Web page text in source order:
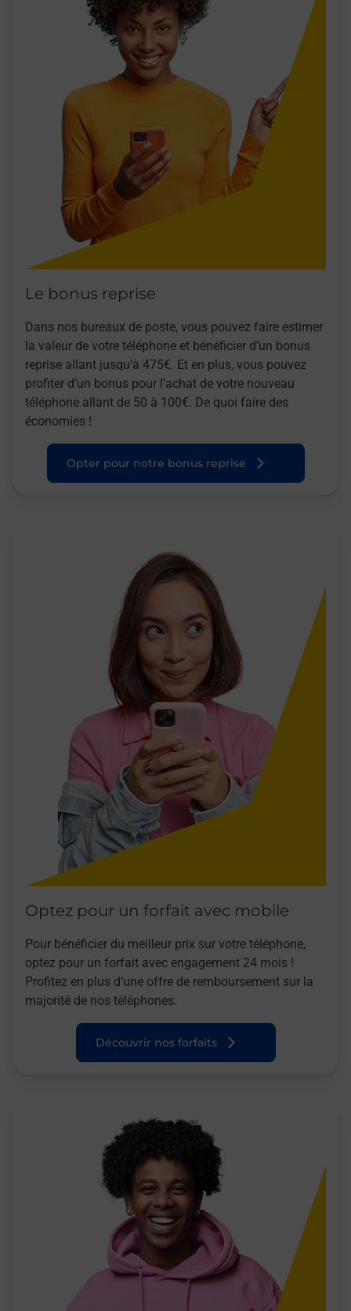
Le bonus reprise
Dans nos bureaux de poste, vous pouvez faire estimer
la valeur de votre téléphone et bénéficier d’un bonus
reprise allant jusqu’à 475€. Et en plus, vous pouvez
profiter d’un bonus pour l’achat de votre nouveau
téléphone allant de 50 à 100€. De quoi faire des
économies !
Opter pour notre bonus reprise
Optez pour un forfait avec mobile
Pour bénéficier du meilleur prix sur votre téléphone,
optez pour un forfait avec engagement 24 mois !
Profitez en plus d’une offre de remboursement sur la
majorité de nos téléphones.
Découvrir nos forfaits